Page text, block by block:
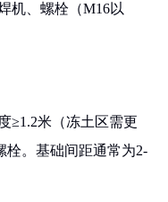
机、螺栓（M16以
≥1.2米（冻土区需更
栓。基础间距通常为2-